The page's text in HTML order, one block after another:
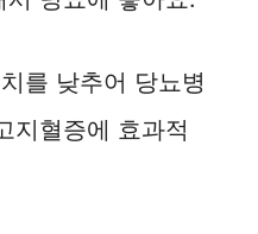
를 낮추어 당뇨병
지혈증에 효과적